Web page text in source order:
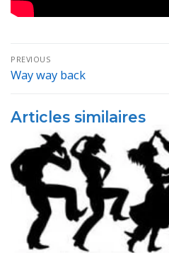
Navigation
de
PREVIOUS
Previous
Way way back
Articles similaires